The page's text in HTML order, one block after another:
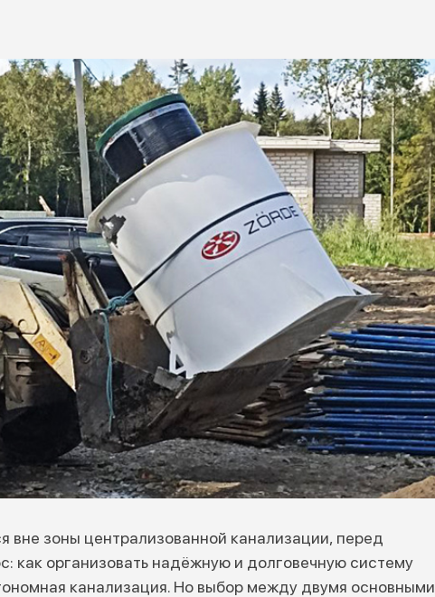
вне зоны централизованной канализации, перед
как организовать надёжную и долговечную систему
канализация. Но выбор между двумя основными